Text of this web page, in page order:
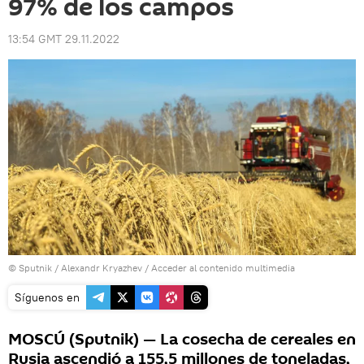
97% de los campos
13:54 GMT 29.11.2022
© Sputnik / Alexandr Kryazhev / Acceder al contenido multimedia
Síguenos en
MOSCÚ (Sputnik) — La cosecha de cereales en
Rusia ascendió a 155,5 millones de toneladas,